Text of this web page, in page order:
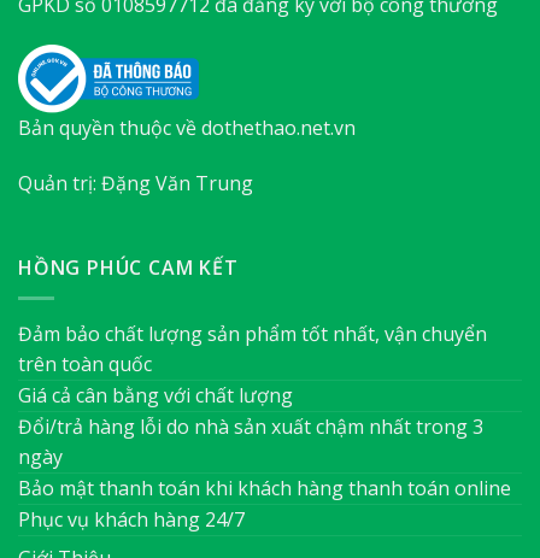
Bản quyền thuộc về dothethao.net.vn
Quản trị: Đặng Văn Trung
HỒNG PHÚC CAM KẾT
Đảm bảo chất lượng sản phẩm tốt nhất, vận chuyển
trên toàn quốc
Giá cả cân bằng với chất lượng
Đổi/trả hàng lỗi do nhà sản xuất chậm nhất trong 3
ngày
Bảo mật thanh toán khi khách hàng thanh toán online
Phục vụ khách hàng 24/7